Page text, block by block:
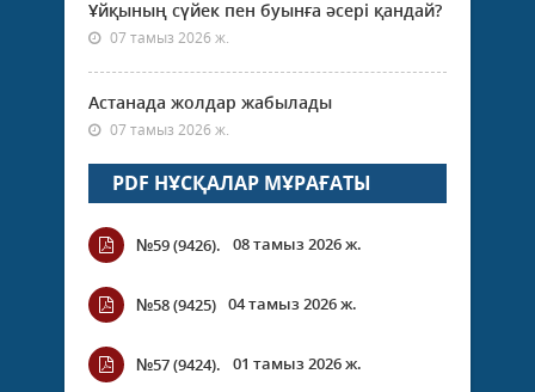
Ұйқының сүйек пен буынға әсері қандай?
07 тамыз 2026 ж.
Астанада жолдар жабылады
07 тамыз 2026 ж.
PDF НҰСҚАЛАР МҰРАҒАТЫ
№59 (9426). 08 тамыз 2026 ж.
№58 (9425) 04 тамыз 2026 ж.
№57 (9424). 01 тамыз 2026 ж.